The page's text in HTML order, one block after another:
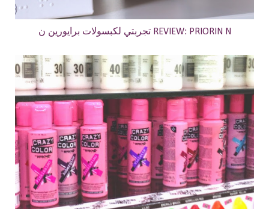
تجربتي لكبسولات برايورين ن REVIEW: PRIORIN N